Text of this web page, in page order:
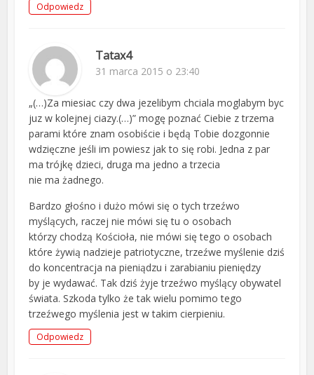
Odpowiedz
Tatax4
31 marca 2015 o 23:40
„(…)Za miesiac czy dwa jezelibym chciala moglabym byc
juz w kolejnej ciazy.(…)” mogę poznać Ciebie z trzema
parami które znam osobiście i będą Tobie dozgonnie
wdzięczne jeśli im powiesz jak to się robi. Jedna z par
ma trójkę dzieci, druga ma jedno a trzecia
nie ma żadnego.
Bardzo głośno i dużo mówi się o tych trzeźwo
myślących, raczej nie mówi się tu o osobach
którzy chodzą Kościoła, nie mówi się tego o osobach
które żywią nadzieje patriotyczne, trzeźwe myślenie dziś
do koncentracja na pieniądzu i zarabianiu pieniędzy
by je wydawać. Tak dziś żyje trzeźwo myślący obywatel
świata. Szkoda tylko że tak wielu pomimo tego
trzeźwego myślenia jest w takim cierpieniu.
Odpowiedz